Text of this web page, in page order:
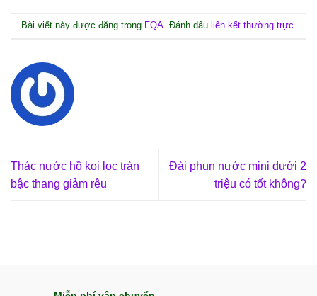
Bài viết này được đăng trong FQA. Đánh dấu liên kết thường trực.
Thác nước hồ koi lọc tràn
bậc thang giảm rêu
Đài phun nước mini dưới 2
triệu có tốt không?